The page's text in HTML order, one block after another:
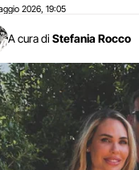
2026 19:05
A cura di Stefania Rocco